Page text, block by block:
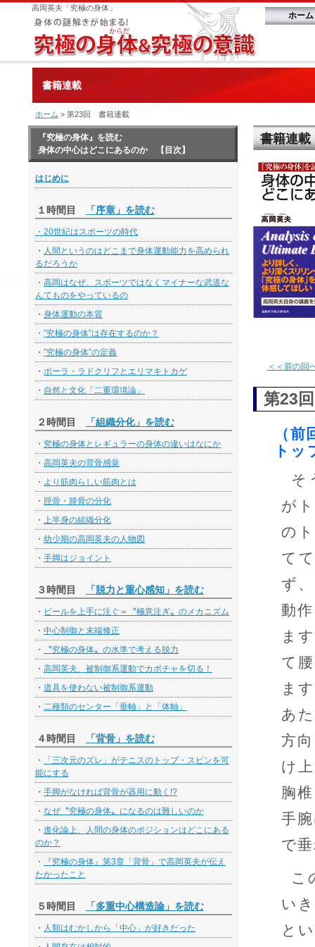
高岡英夫「究極の身体」
ホーム
書籍連載
ホーム > 第23回 書籍連載
『究極の身体』を読む
身体の中心はどこにあるのか 【目次】
はじめに
１時間目 「序章」を読む
・ 20世紀はスポーツの時代
・ 人間というのはどこまで身体運動能力を高められ
るだろうか
・ 高岡はなぜ、スポーツではなくマイナーな武道な
んてものをやっているの
・ 身体運動の本質
・ ”究極の身体”は存在するのか？
・ ”究極の身体”の定義
・ ポーラ・ラドクリフとエリマキトカゲ
・ 自然と文化「二重環境論」
２時間目 「組織分化」を読む
・ 究極の身体とレギュラーの身体の違いはなにか
・ 高岡英夫の背骨感覚
・ より筋肉らしい筋肉とは
・ 脛骨・腓骨の分化
・ 上半身の組織分化
・ 幼少期の高岡英夫の人物図
・ 手脚はジョイント
３時間目 「脱力と重心感知」を読む
・ ビールを上手に注ぐ＝〝極意注ぎ〟のメカニズム
・ 中心制御と末端修正
・
〝究極の身体〟の水準で考える脱力
・ 高岡英夫、被制御系運動でカボチャを切る！
・ 道具を使わない被制御系運動
・ 二種類のセンター「垂軸」と「体軸」
４時間目 「背骨」を読む
・
「三次元のズレ」がテニスのトップ・スピンを可
能にする
・ 手脚がなければ背骨が器用に動く!?
・ なぜ〝究極の身体〟になるのは難しいのか
・ 進化論上、人間の身体のポジションはどこにある
のか？
・
『究極の身体』第3章「背骨」で高岡英夫が伝え
たかったこと
５時間目 「多重中心構造論」を読む
・ 人類はむかしから「中心」が好きだった
書籍連
＜＜前の回
第23
（
ト
そ
が
の
て
ず
動
ま
て
ま
あ
方
け
胸
手
で
こ
い
と